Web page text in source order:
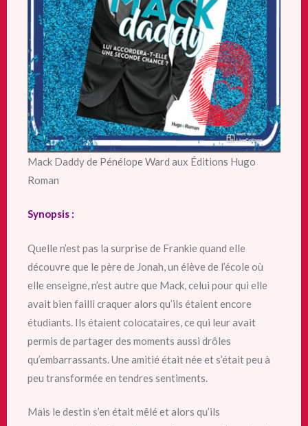
Mack Daddy de Pénélope Ward aux Éditions Hugo
Roman
Synopsis :
Quelle n’est pas la surprise de Frankie quand elle
découvre que le père de Jonah, un élève de l’école où
elle enseigne, n’est autre que Mack, celui pour qui elle
avait bien failli craquer alors qu’ils étaient encore
étudiants. Ils étaient colocataires, ce qui leur avait
permis de partager des moments aussi drôles
qu’embarrassants. Une amitié était née et s’était peu à
peu transformée en tendres sentiments.
Mais le destin s’en était mêlé et alors qu’ils